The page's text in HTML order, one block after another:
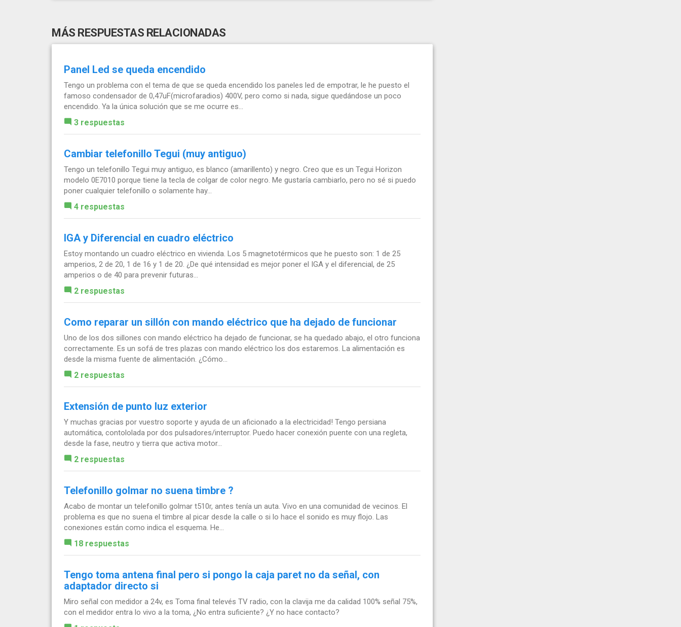
MÁS RESPUESTAS RELACIONADAS
Panel Led se queda encendido
Tengo un problema con el tema de que se queda encendido los paneles led de empotrar, le he puesto el
famoso condensador de 0,47uF(microfaradios) 400V, pero como si nada, sigue quedándose un poco
encendido. Ya la única solución que se me ocurre es...
3 respuestas
Cambiar telefonillo Tegui (muy antiguo)
Tengo un telefonillo Tegui muy antiguo, es blanco (amarillento) y negro. Creo que es un Tegui Horizon
modelo 0E7010 porque tiene la tecla de colgar de color negro. Me gustaría cambiarlo, pero no sé si puedo
poner cualquier telefonillo o solamente hay...
4 respuestas
IGA y Diferencial en cuadro eléctrico
Estoy montando un cuadro eléctrico en vivienda. Los 5 magnetotérmicos que he puesto son: 1 de 25
amperios, 2 de 20, 1 de 16 y 1 de 20. ¿De qué intensidad es mejor poner el IGA y el diferencial, de 25
amperios o de 40 para prevenir futuras...
2 respuestas
Como reparar un sillón con mando eléctrico que ha dejado de funcionar
Uno de los dos sillones con mando eléctrico ha dejado de funcionar, se ha quedado abajo, el otro funciona
correctamente. Es un sofá de tres plazas con mando eléctrico los dos estaremos. La alimentación es
desde la misma fuente de alimentación. ¿Cómo...
2 respuestas
Extensión de punto luz exterior
Y muchas gracias por vuestro soporte y ayuda de un aficionado a la electricidad! Tengo persiana
automática, contololada por dos pulsadores/interruptor. Puedo hacer conexión puente con una regleta,
desde la fase, neutro y tierra que activa motor...
2 respuestas
Telefonillo golmar no suena timbre ?
Acabo de montar un telefonillo golmar t510r, antes tenía un auta. Vivo en una comunidad de vecinos. El
problema es que no suena el timbre al picar desde la calle o si lo hace el sonido es muy flojo. Las
conexiones están como indica el esquema. He...
18 respuestas
Tengo toma antena final pero si pongo la caja paret no da señal, con
adaptador directo si
Miro señal con medidor a 24v, es Toma final televés TV radio, con la clavija me da calidad 100% señal 75%,
con el medidor entra lo vivo a la toma, ¿No entra suficiente? ¿Y no hace contacto?